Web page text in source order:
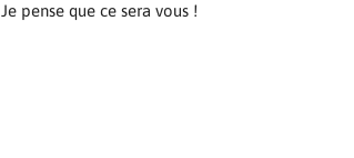
Je pense que ce sera vous !